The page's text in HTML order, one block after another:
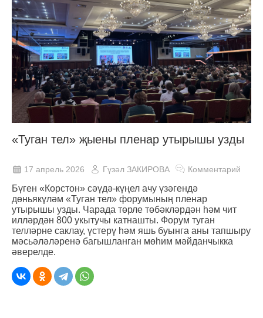
«Туган тел» җыены пленар утырышы узды
17 апрель 2026 Гүзәл ЗАКИРОВА Комментарий
Бүген «Корстон» сәүдә-күңел ачу үзәгендә
дөньякүләм «Туган тел» форумының пленар
утырышы узды. Чарада төрле төбәкләрдән һәм чит
илләрдән 800 укытучы катнашты. Форум туган
телләрне саклау, үстерү һәм яшь буынга аны тапшыру
мәсьәләләренә багышланган мөһим мәйданчыкка
әверелде.